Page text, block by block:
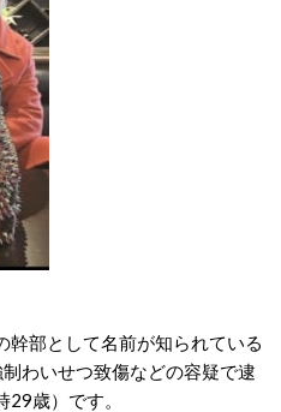
幹部として名前が知られている
わいせつ致傷などの容疑で逮
歳）です。